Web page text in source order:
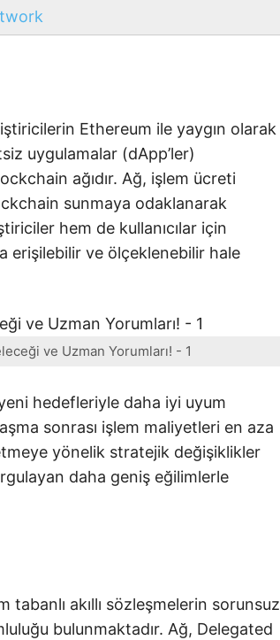
Ethereum ile yaygın olarak
uygulamalar (dApp’ler)
ağıdır. Ağ, işlem ücreti
sunmaya odaklanarak
hem de kullanıcılar için
erişilebilir ve ölçeklenebilir hale
ve Uzman Yorumları! - 1
hedefleriyle daha iyi uyum
sonrası işlem maliyetleri en aza
yönelik stratejik değişiklikler
daha geniş eğilimlerle
tabanlı akıllı sözleşmelerin sorunsuz
bulunmaktadır. Ağ, Delegated